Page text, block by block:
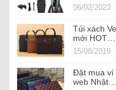
06/02/2023
Túi xách
mới HOT…
15/08/2019
Đặt mua ví
web Nhật…